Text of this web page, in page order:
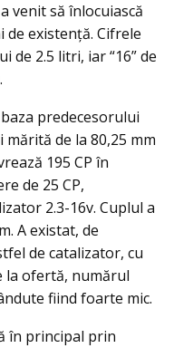
venit să înlocuiască
de existenţă. Cifrele
de 2.5 litri, iar “16” de
predecesorului
de la 80,25 mm
195 CP în
de 25 CP,
2.3-16v. Cuplul a
A existat, de
de catalizator, cu
la ofertă, numărul
fiind foarte mic.
în principal prin